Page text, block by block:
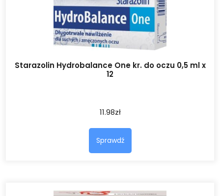
Starazolin Hydrobalance One kr. do oczu 0,5 ml x
12
11.98zł
Sprawdź